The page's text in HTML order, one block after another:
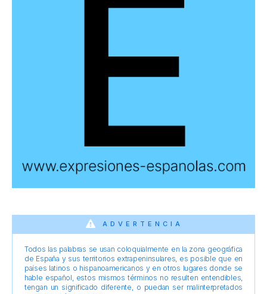
ADVERTENCIA
Todos las palabras se usan coloquialmente en la zona geográfica
de España y sus territorios extrapeninsulares, es posible que en
países latinos o hispanoamericanos y en otros lugares donde se
hable español, estos mismos términos no resulten entendibles,
tengan un significado diferente, o puedan ser malinterpretados